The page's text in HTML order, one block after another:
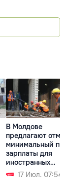
В Молдове
предлагают
минимальный
зарплаты для
иностранных
работников
17 Июл. 07:54